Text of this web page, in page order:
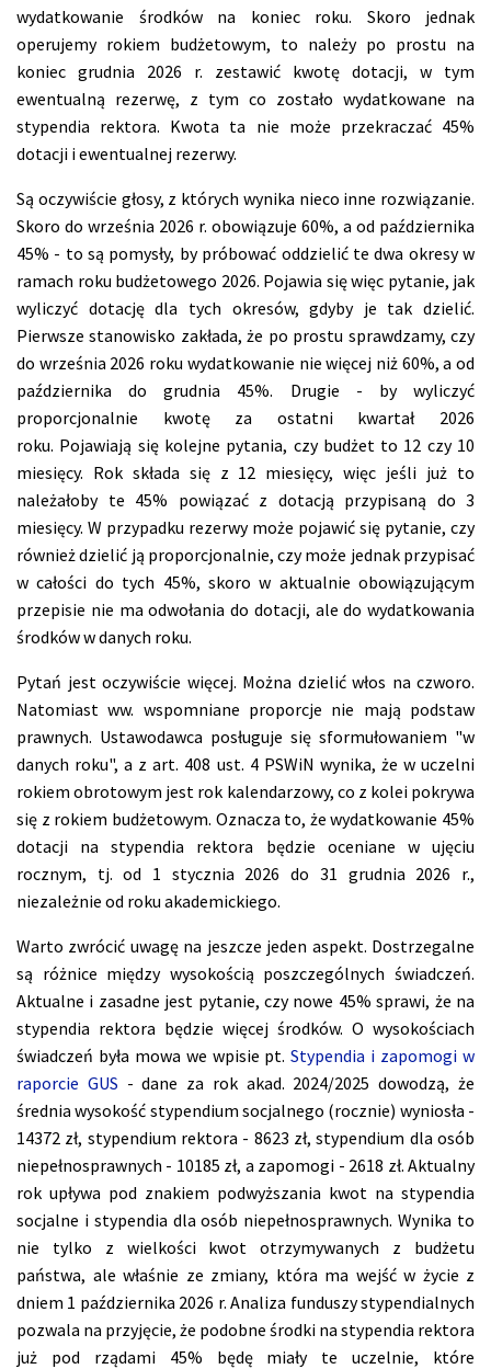
wydatkowanie środków na koniec roku. Skoro jednak
operujemy rokiem budżetowym, to należy po prostu na
koniec grudnia 2026 r. zestawić kwotę dotacji, w tym
ewentualną rezerwę, z tym co zostało wydatkowane na
stypendia rektora. Kwota ta nie może przekraczać 45%
dotacji i ewentualnej rezerwy.
Są oczywiście głosy, z których wynika nieco inne rozwiązanie.
Skoro do września 2026 r. obowiązuje 60%, a od października
45% - to są pomysły, by próbować oddzielić te dwa okresy w
ramach roku budżetowego 2026. Pojawia się więc pytanie, jak
wyliczyć dotację dla tych okresów, gdyby je tak dzielić.
Pierwsze stanowisko zakłada, że po prostu sprawdzamy, czy
do września 2026 roku wydatkowanie nie więcej niż 60%, a od
października do grudnia 45%. Drugie - by wyliczyć
proporcjonalnie kwotę za ostatni kwartał 2026
roku. Pojawiają się kolejne pytania, czy budżet to 12 czy 10
miesięcy. Rok składa się z 12 miesięcy, więc jeśli już to
należałoby te 45% powiązać z dotacją przypisaną do 3
miesięcy. W przypadku rezerwy może pojawić się pytanie, czy
również dzielić ją proporcjonalnie, czy może jednak przypisać
w całości do tych 45%, skoro w aktualnie obowiązującym
przepisie nie ma odwołania do dotacji, ale do wydatkowania
środków w danych roku.
Pytań jest oczywiście więcej. Można dzielić włos na czworo.
Natomiast ww. wspomniane proporcje nie mają podstaw
prawnych. Ustawodawca posługuje się sformułowaniem "w
danych roku", a z art. 408 ust. 4 PSWiN wynika, że w uczelni
rokiem obrotowym jest rok kalendarzowy, co z kolei pokrywa
się z rokiem budżetowym. Oznacza to, że wydatkowanie 45%
dotacji na stypendia rektora będzie oceniane w ujęciu
rocznym, tj. od 1 stycznia 2026 do 31 grudnia 2026 r.,
niezależnie od roku akademickiego.
Warto zwrócić uwagę na jeszcze jeden aspekt. Dostrzegalne
są różnice między wysokością poszczególnych świadczeń.
Aktualne i zasadne jest pytanie, czy nowe 45% sprawi, że na
stypendia rektora będzie więcej środków. O wysokościach
świadczeń była mowa we wpisie pt.Stypendia i zapomogi w
raporcie GUS - dane za rok akad. 2024/2025 dowodzą, że
średnia wysokość stypendium socjalnego (rocznie) wyniosła -
14372 zł, stypendium rektora - 8623 zł, stypendium dla osób
niepełnosprawnych - 10185 zł, a zapomogi - 2618 zł. Aktualny
rok upływa pod znakiem podwyższania kwot na stypendia
socjalne i stypendia dla osób niepełnosprawnych. Wynika to
nie tylko z wielkości kwot otrzymywanych z budżetu
państwa, ale właśnie ze zmiany, która ma wejść w życie z
dniem 1 października 2026 r. Analiza funduszy stypendialnych
pozwala na przyjęcie, że podobne środki na stypendia rektora
już pod rządami 45% będę miały te uczelnie, które